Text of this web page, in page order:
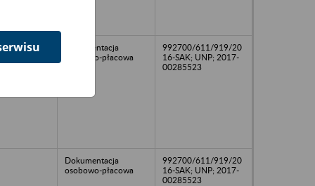
Dokumentacja
osobowo-płacowa
992700/611/919/20
16-SAK; UNP; 2017-
00285523
Dokumentacja
osobowo-płacowa
992700/611/919/20
16-SAK; UNP; 2017-
00285523